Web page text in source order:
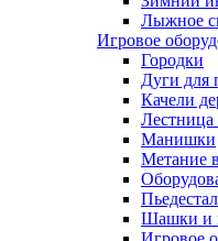
Лыжное
Игровое
Городки
Дуги для
Качели
Лестница
Манишки
Метание
Шашки и